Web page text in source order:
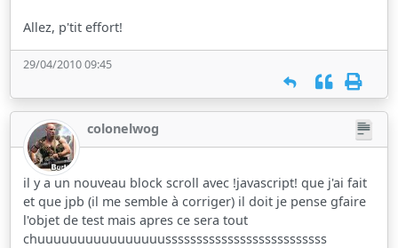
Allez, p'tit effort!
29/04/2010 09:45
colonelwog
il y a un nouveau block scroll avec !javascript! que j'ai fait
et que jpb (il me semble à corriger) il doit je pense gfaire
l'objet de test mais apres ce sera tout
chuuuuuuuuuuuuuuuussssssssssssssssssssssssss